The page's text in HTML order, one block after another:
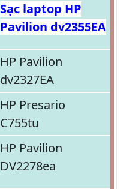
Sạc laptop HP
Pavilion dv2355EA
HP Pavilion
dv2327EA
HP Presario
C755tu
HP Pavilion
DV2278ea